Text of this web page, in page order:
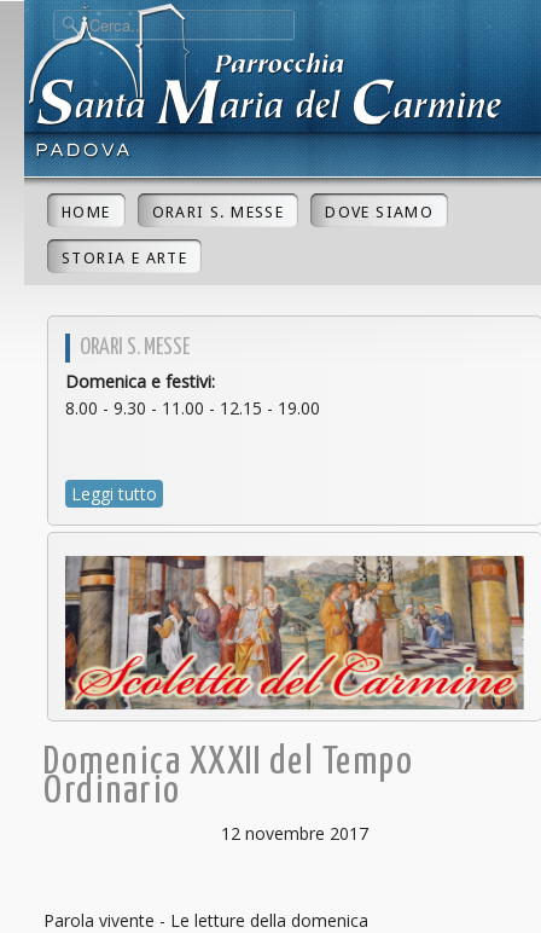
HOME ORARI S. MESSE DOVE SIAMO
STORIA E ARTE
ORARI S. MESSE
Domenica e festivi:
8.00 - 9.30 - 11.00 - 12.15 - 19.00
Leggi tutto
Domenica XXXII del Tempo
Ordinario
12 novembre 2017
Parola vivente - Le letture della domenica